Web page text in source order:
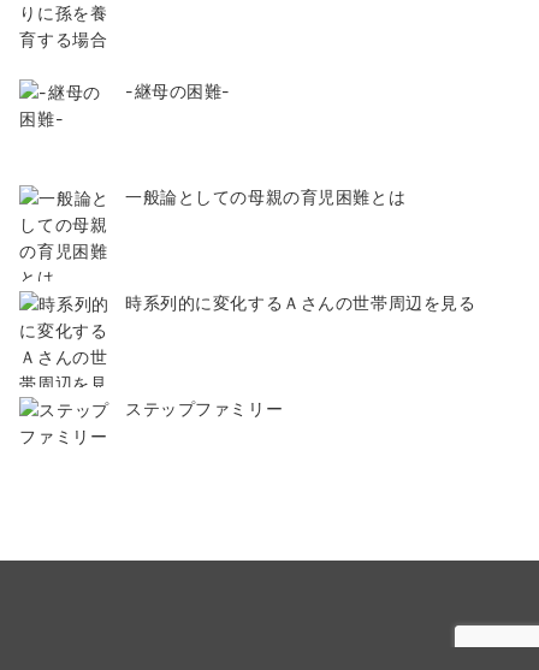
-継母の困難-
一般論としての母親の育児困難とは
時系列的に変化するＡさんの世帯周辺を見る
ステップファミリー